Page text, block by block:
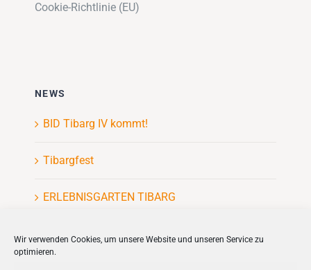
Wir verwenden Cookies, um unsere Website und unseren Service zu
optimieren.
Cookie-Richtlinie (EU)
NEWS
BID Tibarg IV kommt!
Tibargfest
ERLEBNISGARTEN TIBARG
Kinderflohmarkt